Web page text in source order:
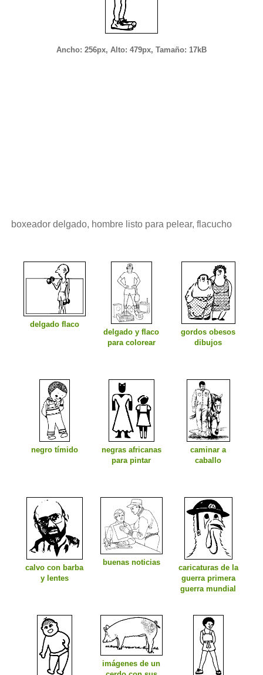
Ancho: 256px, Alto: 479px, Tamaño: 17kB
boxeador delgado, hombre listo para pelear, flacucho
delgado flaco
delgado y flaco
para colorear
gordos obesos
dibujos
negro tímido
negras africanas
para pintar
caminar a
caballo
calvo con barba
y lentes
buenas noticias
caricaturas de la
guerra primera
guerra mundial
imágenes de un